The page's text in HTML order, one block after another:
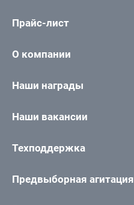
Прайс-лист
О компании
Наши награды
Наши вакансии
Техподдержка
Предвыборная агитация